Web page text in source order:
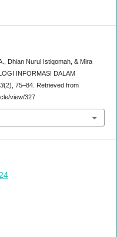
Dhian Nurul Istiqomah, & Mira
INFORMASI DALAM
3(2), 75–84. Retrieved from
view/327